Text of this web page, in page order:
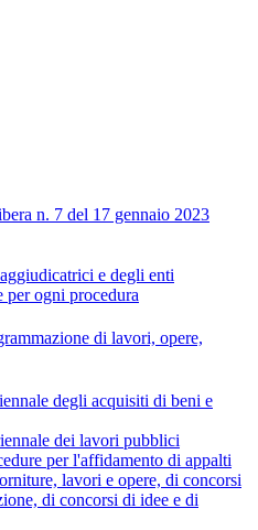
n. 7 del 17 gennaio 2023
e degli enti
per ogni procedura
di lavori, opere,
degli acquisiti di beni e
dei lavori pubblici
per l'affidamento di appalti
lavori e opere, di concorsi
di concorsi di idee e di